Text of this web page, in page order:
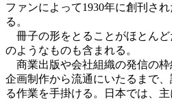
ファンによって1930年に創刊さ
る。
冊子の形をとることがほとん
のようなものも含まれる。
商業出版や会社組織の発信の
企画制作から流通にいたるまで
る作業を手掛ける。日本では、